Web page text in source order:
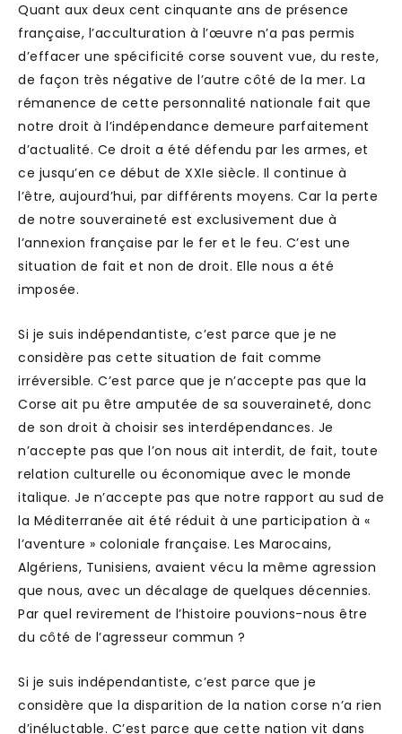
Quant aux deux cent cinquante ans de présence
française, l’acculturation à l’œuvre n’a pas permis
d’effacer une spécificité corse souvent vue, du reste,
de façon très négative de l’autre côté de la mer. La
rémanence de cette personnalité nationale fait que
notre droit à l’indépendance demeure parfaitement
d’actualité. Ce droit a été défendu par les armes, et
ce jusqu’en ce début de XXIe siècle. Il continue à
l’être, aujourd’hui, par différents moyens. Car la perte
de notre souveraineté est exclusivement due à
l’annexion française par le fer et le feu. C’est une
situation de fait et non de droit. Elle nous a été
imposée.
Si je suis indépendantiste, c’est parce que je ne
considère pas cette situation de fait comme
irréversible. C’est parce que je n’accepte pas que la
Corse ait pu être amputée de sa souveraineté, donc
de son droit à choisir ses interdépendances. Je
n’accepte pas que l’on nous ait interdit, de fait, toute
relation culturelle ou économique avec le monde
italique. Je n’accepte pas que notre rapport au sud de
la Méditerranée ait été réduit à une participation à «
l’aventure » coloniale française. Les Marocains,
Algériens, Tunisiens, avaient vécu la même agression
que nous, avec un décalage de quelques décennies.
Par quel revirement de l’histoire pouvions-nous être
du côté de l’agresseur commun ?
Si je suis indépendantiste, c’est parce que je
considère que la disparition de la nation corse n’a rien
d’inéluctable. C’est parce que cette nation vit dans